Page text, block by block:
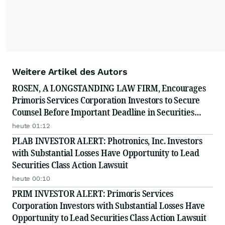
Weitere Artikel des Autors
ROSEN, A LONGSTANDING LAW FIRM, Encourages
Primoris Services Corporation Investors to Secure
Counsel Before Important Deadline in Securities
Class Action - PRIM
heute 01:12
PLAB INVESTOR ALERT: Photronics, Inc. Investors
with Substantial Losses Have Opportunity to Lead
Securities Class Action Lawsuit
heute 00:10
PRIM INVESTOR ALERT: Primoris Services
Corporation Investors with Substantial Losses Have
Opportunity to Lead Securities Class Action Lawsuit